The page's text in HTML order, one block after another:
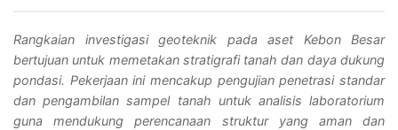
Rangkaian investigasi geoteknik pada aset Kebon Besar
bertujuan untuk memetakan stratigrafi tanah dan daya dukung
pondasi. Pekerjaan ini mencakup pengujian penetrasi standar
dan pengambilan sampel tanah untuk analisis laboratorium
guna mendukung perencanaan struktur yang aman dan